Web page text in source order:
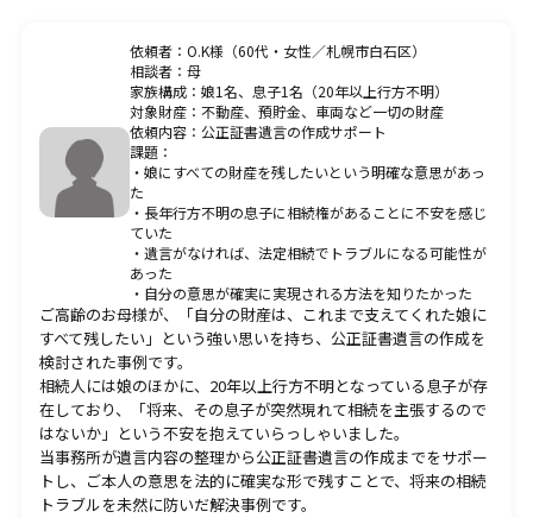
依頼者：O.K様（60代・女性／札幌市白石区）
相談者：母
家族構成：娘1名、息子1名（20年以上行方不明）
対象財産：不動産、預貯金、車両など一切の財産
依頼内容：公正証書遺言の作成サポート
課題：
・娘にすべての財産を残したいという明確な意思があっ
た
・長年行方不明の息子に相続権があることに不安を感じ
ていた
・遺言がなければ、法定相続でトラブルになる可能性が
あった
・自分の意思が確実に実現される方法を知りたかった
ご高齢のお母様が、「自分の財産は、これまで支えてくれた娘に
すべて残したい」という強い思いを持ち、公正証書遺言の作成を
検討された事例です。
相続人には娘のほかに、20年以上行方不明となっている息子が存
在しており、「将来、その息子が突然現れて相続を主張するので
はないか」という不安を抱えていらっしゃいました。
当事務所が遺言内容の整理から公正証書遺言の作成までをサポー
トし、ご本人の意思を法的に確実な形で残すことで、将来の相続
トラブルを未然に防いだ解決事例です。
プライバシーポリシー
お問合せ・無料相談
ご質問やご相談がございましたら、お気軽にお問合せく
ださい。
当事務所の専門スタッフが丁寧に対応いたします。
011-522-6963
平日9-18時（土日祝日は事前予約要）